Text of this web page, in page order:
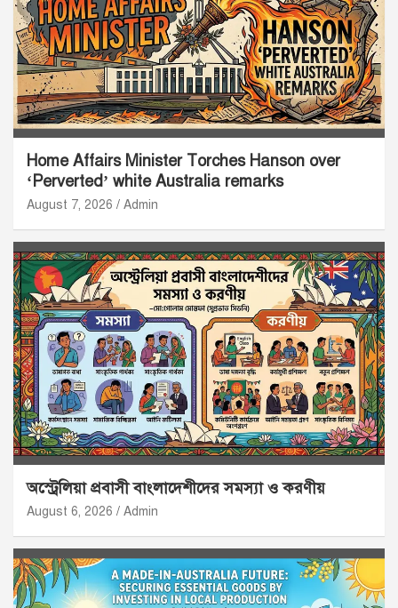
Home Affairs Minister Torches Hanson over
‘Perverted’ white Australia remarks
August 7, 2026 Admin
অস্ট্রেলিয়া প্রবাসী বাংলাদেশীদের সমস্যা ও করণীয়
August 6, 2026 Admin